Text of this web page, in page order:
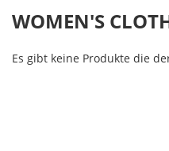
WOMEN'S
Es gibt keine Produkte die